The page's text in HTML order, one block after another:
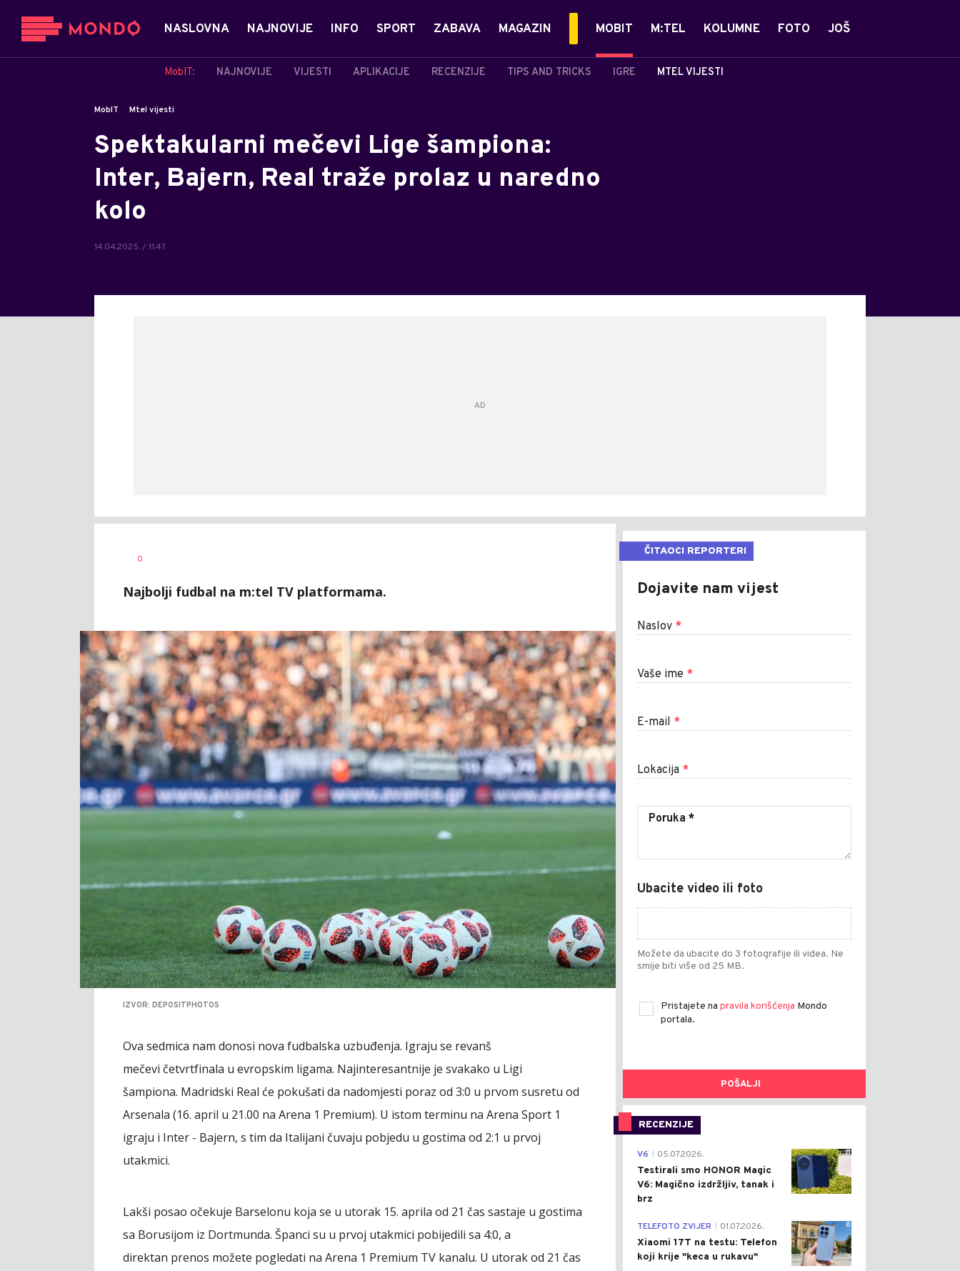
NASLOVNA NAJNOVIJE INFO SPORT ZABAVA MAGAZIN MOBIT
MobIT: NAJNOVIJE VIJESTI APLIKACIJE RECENZIJE TIPS AND TRICKS IGRE MTEL VIJESTI
M:TEL KOLUMNE FOTO JOŠ
MobIT Mtel vijesti
Spektakularni mečevi Lige šampiona:
Inter, Bajern, Real traže prolaz u naredno
kolo
14.04.2025. / 11:47
AUTOR
0
Najbolji fudbal na m:tel TV platformama.
IZVOR: DEPOSITPHOTOS
Ova sedmica nam donosi nova fudbalska uzbuđenja. Igraju se revanš
mečevi četvrtfinala u evropskim ligama. Najinteresantnije je svakako u Ligi
šampiona. Madridski Real će pokušati da nadomjesti poraz od 3:0 u prvom susretu od
Arsenala (16. april u 21.00 na Arena 1 Premium). U istom terminu na Arena Sport 1
igraju i Inter - Bajern, s tim da Italijani čuvaju pobjedu u gostima od 2:1 u prvoj
utakmici.
Lakši posao očekuje Barselonu koja se u utorak 15. aprila od 21 čas sastaje u gostima
sa Borusijom iz Dortmunda. Španci su u prvoj utakmici pobijedili sa 4:0, a
direktan prenos možete pogledati na Arena 1 Premium TV kanalu. U utorak od 21 čas
ČITAOCI REPORTERI
Dojavite nam vijest
Naslov *
Vaše ime *
E-mail *
Lokacija *
Ubacite video ili foto
Možete da ubacite do 3 fotografije ili videa. Ne
smije biti više od 25 MB.
Pristajete na pravila korišćenja Mondo
portala.
POŠALJI
RECENZIJE
0
V6 05.07.2026.
Testirali smo HONOR Magic
V6: Magično izdržljiv, tanak i
brz
0
TELEFOTO ZVIJER 01.07.2026.
Xiaomi 17T na testu: Telefon
koji krije "keca u rukavu"